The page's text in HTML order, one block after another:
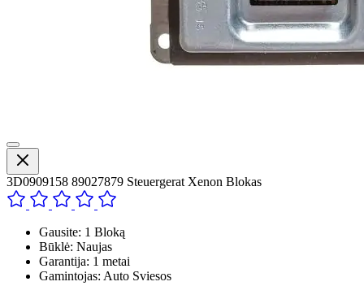
3D0909158 89027879 Steuergerat Xenon Blokas
Gausite: 1 Bloką
Būklė: Naujas
Garantija: 1 metai
Gamintojas: Auto Sviesos